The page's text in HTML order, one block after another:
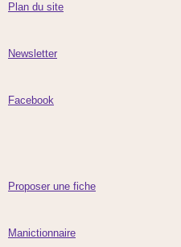
Plan du site
Newsletter
Facebook
Proposer une fiche
Manictionnaire